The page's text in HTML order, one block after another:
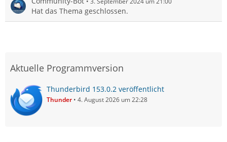
Hat das Thema geschlossen.
Aktuelle Programmversion
Thunderbird 153.0.2 veröffentlicht
Thunder 4. August 2026 um 22:28